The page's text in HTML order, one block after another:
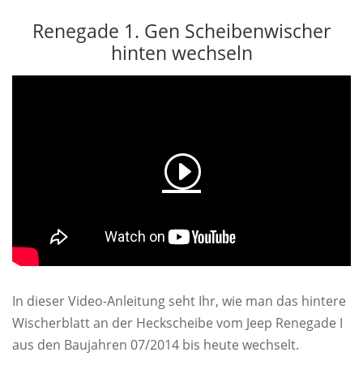
Renegade 1. Gen Scheibenwischer
hinten wechseln
In dieser Video-Anleitung seht Ihr, wie man das hintere
Wischerblatt an der Heckscheibe vom Jeep Renegade I
aus den Baujahren 07/2014 bis heute wechselt.